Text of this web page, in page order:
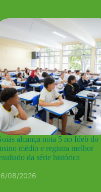
alcança nota 5 no Ideb do
médio e registra melhor
da série histórica
08/2026